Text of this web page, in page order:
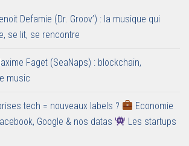
Defamie (Dr. Groov’) : la musique qui
se lit, se rencontre
Faget (SeaNaps) : blockchain,
music
tech = nouveaux labels ?
Economie
Google & nos datas
Les startups